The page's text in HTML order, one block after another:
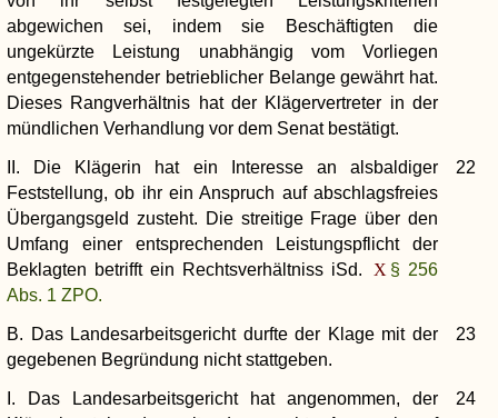
abgewichen sei, indem sie Beschäftigten die
ungekürzte Leistung unabhängig vom Vorliegen
entgegenstehender betrieblicher Belange gewährt hat.
Dieses Rangverhältnis hat der Klägervertreter in der
mündlichen Verhandlung vor dem Senat bestätigt.
22
II. Die Klägerin hat ein Interesse an alsbaldiger
Feststellung, ob ihr ein Anspruch auf abschlagsfreies
Übergangsgeld zusteht. Die streitige Frage über den
Umfang einer entsprechenden Leistungspflicht der
Beklagten betrifft ein Rechtsverhältniss iSd.
§ 256
Abs. 1 ZPO.
23
B. Das Landesarbeitsgericht durfte der Klage mit der
gegebenen Begründung nicht stattgeben.
24
I. Das Landesarbeitsgericht hat angenommen, der